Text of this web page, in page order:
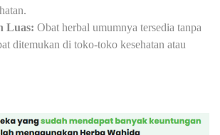
Luas: Obat herbal umumnya tersedia tanpa
ditemukan di toko-toko kesehatan atau